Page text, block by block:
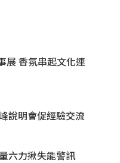
展 香氛串起文化連
說明會促經驗交流
六力揪失能警訊